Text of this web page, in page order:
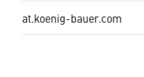
at.koenig-bauer.com